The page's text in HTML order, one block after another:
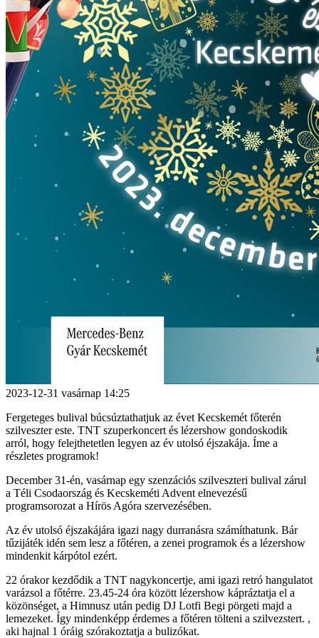
2023-12-31 vasárnap 14:25
Fergeteges bulival búcsúztathatjuk az évet Kecskemét főterén
szilveszter este. TNT szuperkoncert és lézershow gondoskodik
arról, hogy felejthetetlen legyen az év utolsó éjszakája. Íme a
részletes programok!
December 31-én, vasárnap egy szenzációs szilveszteri bulival zárul
a Téli Csodaország és Kecskeméti Advent elnevezésű
programsorozat a Hírös Agóra szervezésében.
Az év utolsó éjszakájára igazi nagy durranásra számíthatunk. Bár
tűzijáték idén sem lesz a főtéren, a zenei programok és a lézershow
mindenkit kárpótol ezért.
22 órakor kezdődik a TNT nagykoncertje, ami igazi retró hangulatot
varázsol a főtérre. 23.45-24 óra között lézershow kápráztatja el a
közönséget, a Himnusz után pedig DJ Lotfi Begi pörgeti majd a
lemezeket. Így mindenképp érdemes a főtéren tölteni a szilvezstert. ,
aki hajnal 1 óráig szórakoztatja a bulizókat.